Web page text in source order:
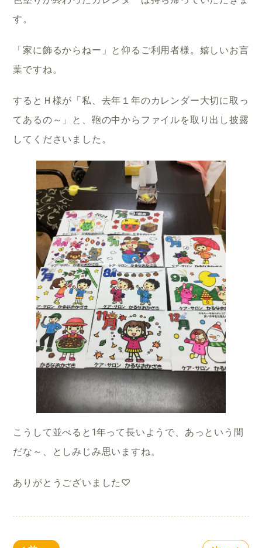
す。
「家に飾るからねー」と仰るご利用者様。嬉しいお言
葉ですね。
するとＨ様が「私、去年１年のカレンダー大切に取っ
てあるの～」と、鞄の中からファイルを取り出し披露
してくださいました。
こうして並べると1年って長いようで、あっという間
だな～、としみじみ思いますね。
ありがとうございました♡